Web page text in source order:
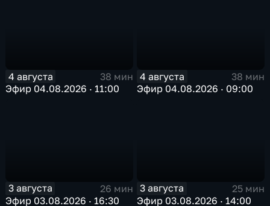
4 августа
38 мин
Эфир 04.08.2026 · 11:00
4 августа
38 мин
Эфир 04.08.2026 · 09:00
3 августа
26 мин
Эфир 03.08.2026 · 16:30
3 августа
25 мин
Эфир 03.08.2026 · 14:00